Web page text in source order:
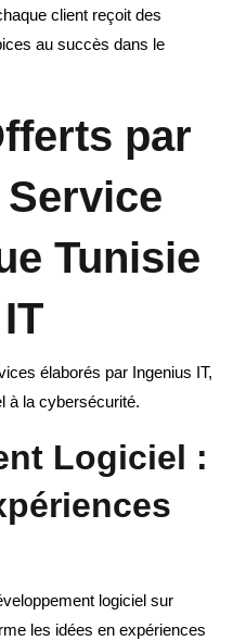
client reçoit des
au succès dans le
par
Tunisie
élaborés par Ingenius IT,
à la cybersécurité.
Logiciel :
logiciel sur
les idées en expériences